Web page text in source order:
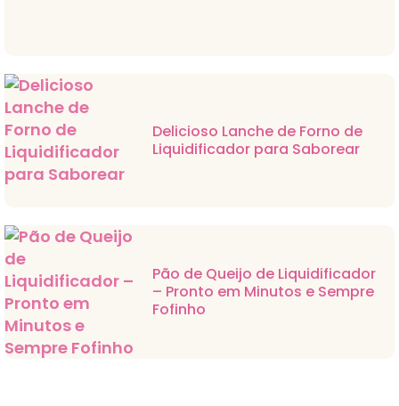
Delicioso Lanche de Forno de
Liquidificador para Saborear
Pão de Queijo de Liquidificador
– Pronto em Minutos e Sempre
Fofinho